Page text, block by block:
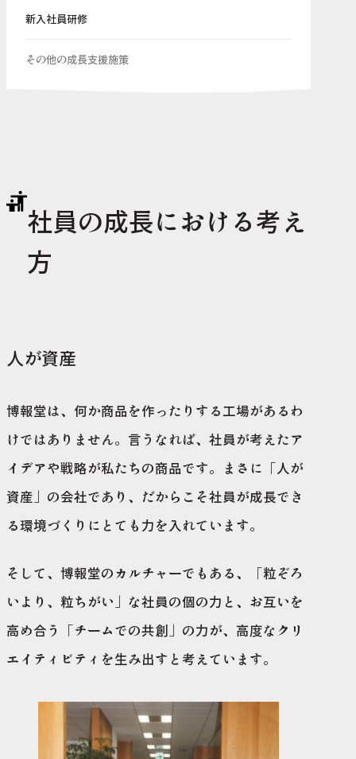
新入社員研修
その他の成長支援施策
社員の成長における考え
方
人が資産
博報堂は、何か商品を作ったりする工場があるわ
けではありません。言うなれば、社員が考えたア
イデアや戦略が私たちの商品です。まさに「人が
資産」の会社であり、だからこそ社員が成長でき
る環境づくりにとても力を入れています。
そして、博報堂のカルチャーでもある、「粒ぞろ
いより、粒ちがい」な社員の個の力と、お互いを
高め合う「チームでの共創」の力が、高度なクリ
エイティビティを生み出すと考えています。